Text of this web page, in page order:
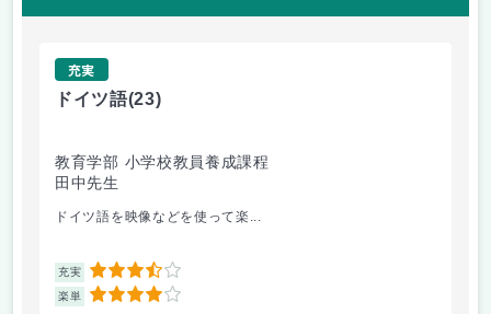
充実
ドイツ語(23)
教育学部 小学校教員養成課程
田中先生
ドイツ語を映像などを使って楽...
充実 3.5
楽単 4